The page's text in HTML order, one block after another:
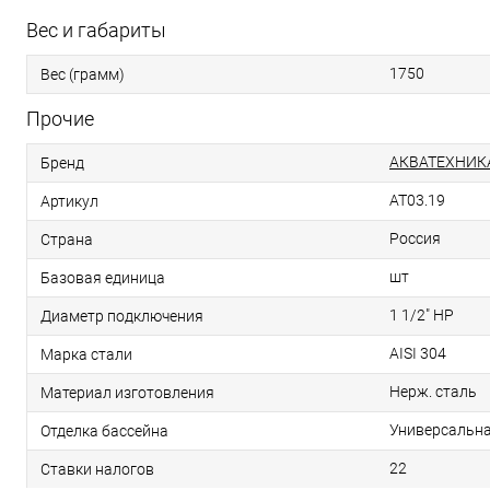
Вес и габариты
Вес (грамм) 1750
Прочие
Бренд
Артикул AT03.19
Страна Россия
Базовая единица шт
Диаметр подключения 1 1/2" НР
Марка стали AISI 304
Материал изготовления Нерж. сталь
Отделка бассейна
Ставки налогов 22